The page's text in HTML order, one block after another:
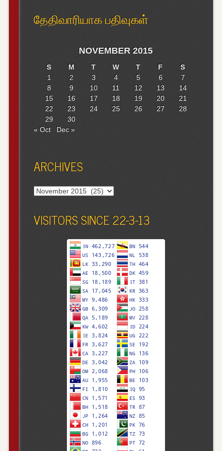
தேதிவாரியாக பதிவுகள்
NOVEMBER 2015
S M T W T F
S
1
2 3 4 5 6
7
8
9 10 11 12 13
14
15
16 17 18 19 20
21
22
23 24 25 26 27
28
29
30
« Oct
Dec »
ARCHIVES
Archives
VISITORS SINCE 22-3-13